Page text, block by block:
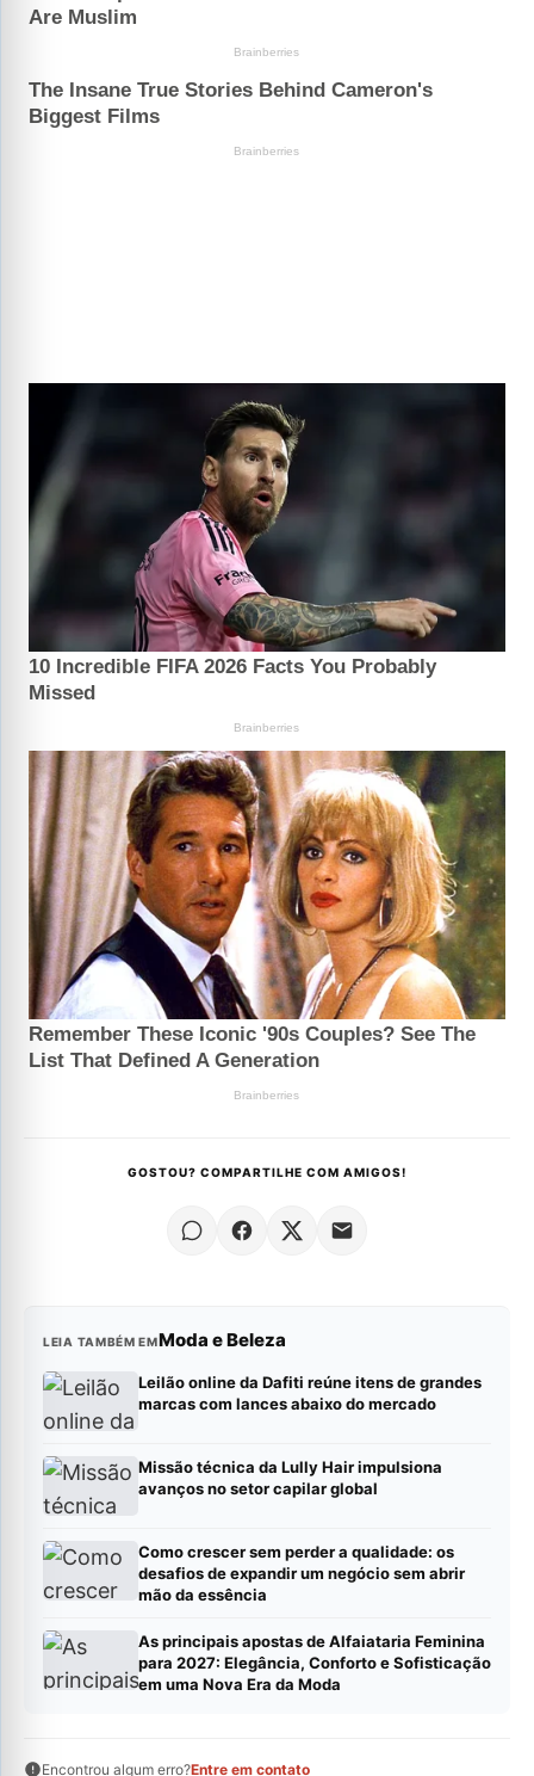
GOSTOU? COMPARTILHE COM AMIGOS!
LEIA TAMBÉM EMModa e Beleza
Leilão online da Dafiti reúne itens de grandes
marcas com lances abaixo do mercado
Missão técnica da Lully Hair impulsiona
avanços no setor capilar global
Como crescer sem perder a qualidade: os
desafios de expandir um negócio sem abrir
mão da essência
As principais apostas de Alfaiataria Feminina
para 2027: Elegância, Conforto e Sofisticação
em uma Nova Era da Moda
Encontrou algum erro?Entre em contato